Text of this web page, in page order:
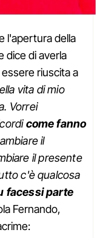
l'apertura della
dice di averla
riuscita a
vita di mio
Vorrei
come fanno
il
il presente
c'è qualcosa
facessi parte
Fernando,